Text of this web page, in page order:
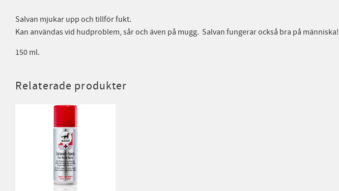
Salvan mjukar upp och tillför fukt.
Kan användas vid hudproblem, sår och även på mugg. Salvan fungerar också bra på människa!
150 ml.
Relaterade produkter